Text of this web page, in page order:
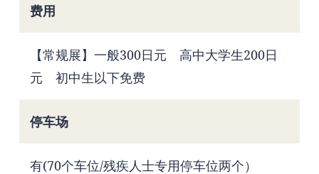
费用
【常规展】一般300日元 高中大学生200日
元 初中生以下免费
停车场
有(70个车位/残疾人士专用停车位两个）